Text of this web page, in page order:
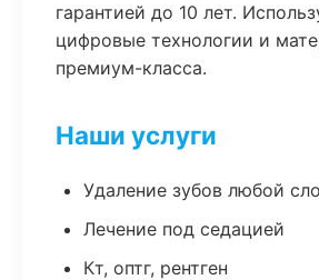
гарантией до 10 лет.
цифровые технологии и
премиум-класса.
Наши услуги
Удаление зубов любой
Лечение под седацией
Кт, оптг, рентген